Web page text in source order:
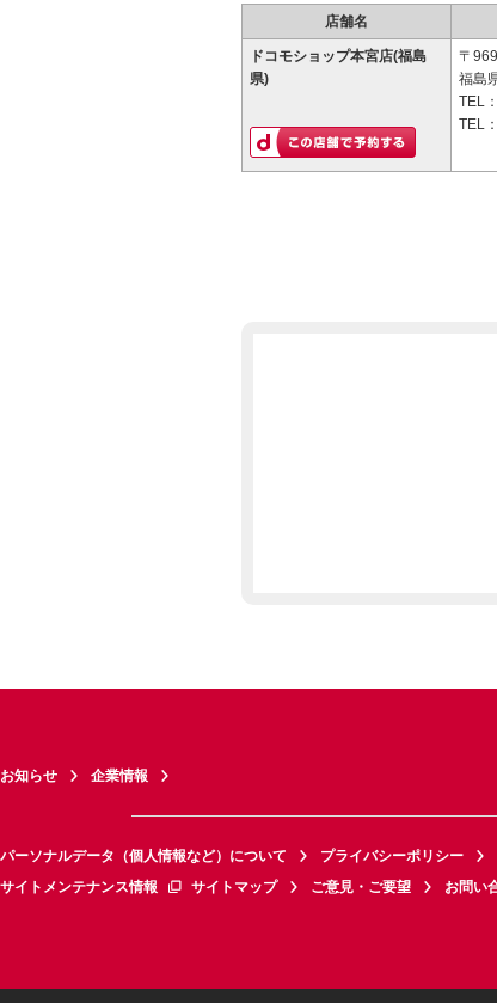
店舗名
ドコモショップ本宮店(福島
県)
〒
福島
TEL：
TEL：
お知らせ 企業情報
パーソナルデータ（個人情報など）について プライバシーポリシー
サイトメンテナンス情報
サイトマップ ご意見・ご要望 お問い